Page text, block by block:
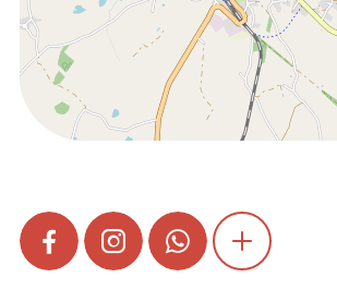
FACEBOOKINSTAGRAMWHATSAPPSHOW MORE